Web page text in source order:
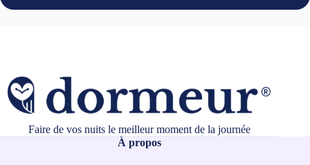
Faire de vos nuits le meilleur moment de la journée
À propos